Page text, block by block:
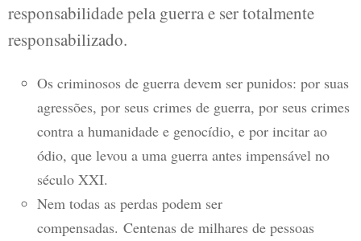
responsabilidade pela guerra e ser totalmente
responsabilizado.
Os criminosos de guerra devem ser punidos: por suas
agressões, por seus crimes de guerra, por seus crimes
contra a humanidade e genocídio, e por incitar ao
ódio, que levou a uma guerra antes impensável no
século XXI.
Nem todas as perdas podem ser
compensadas. Centenas de milhares de pessoas